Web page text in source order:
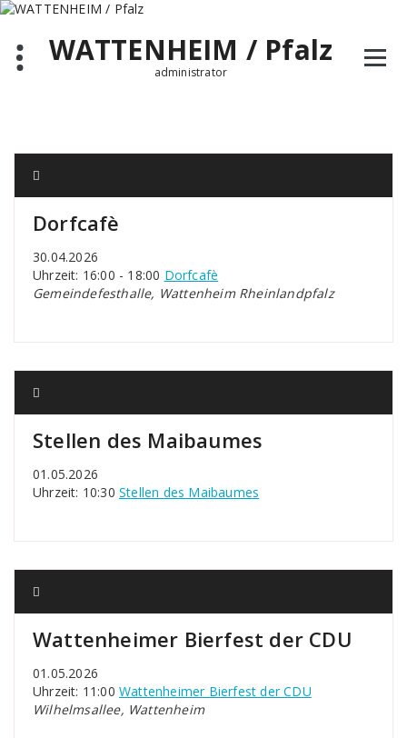
Zum
springenWATTENHEIM / Pfalz
administrator
Dorfcafè
30.04.2026
Uhrzeit: 16:00 - 18:00 Dorfcafè
Gemeindefesthalle, Wattenheim Rheinlandpfalz
Stellen des Maibaumes
01.05.2026
Uhrzeit: 10:30 Stellen des Maibaumes
Wattenheimer Bierfest der CDU
01.05.2026
Uhrzeit: 11:00 Wattenheimer Bierfest der CDU
Wilhelmsallee, Wattenheim